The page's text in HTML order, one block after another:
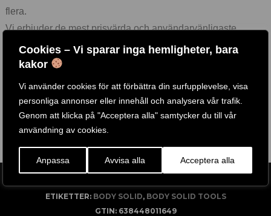
Cookies – Vi sparar inga hemligheter, bara
kakor
Vi använder cookies för att förbättra din surfupplevelse, visa
personliga annonser eller innehåll och analysera vår trafik.
Genom att klicka på "Acceptera alla" samtycker du till vår
användning av cookies.
Anpassa Avvisa alla Acceptera alla
flera.
Vi erbjuder de mest prisvärda och användarvänligaste
tillbehören på marknaden och för att tillgodose de högt
ställda kraven från tusentals gym och hemmagym runt om i
Flera av våra träningsredskap finns att testa i vår fysiks butik
i Kungsbacka, Välkomna!
ETIKETTER: BODY SOLID, BODY SOLID TOOLS
GTIN: 638448011649